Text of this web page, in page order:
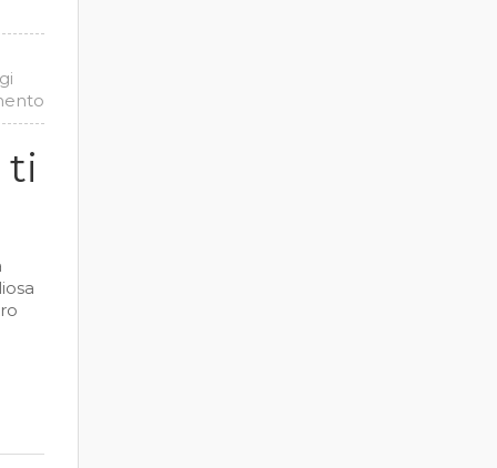
ti